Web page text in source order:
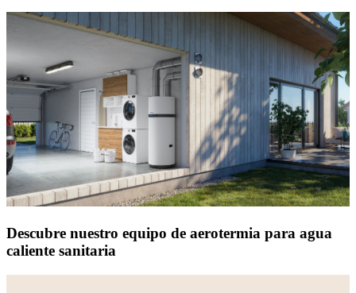
Descubre nuestro equipo de aerotermia para agua
caliente sanitaria